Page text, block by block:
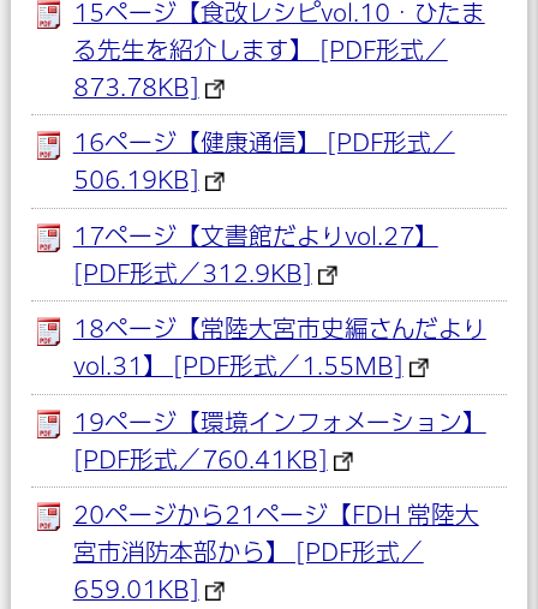
15ページ【食改レシピvol.10・ひたま
る先生を紹介します】 [PDF形式／
873.78KB]
16ページ【健康通信】 [PDF形式／
506.19KB]
17ページ【文書館だよりvol.27】
[PDF形式／312.9KB]
18ページ【常陸大宮市史編さんだより
vol.31】 [PDF形式／1.55MB]
19ページ【環境インフォメーション】
[PDF形式／760.41KB]
20ページから21ページ【FDH 常陸大
宮市消防本部から】 [PDF形式／
659.01KB]